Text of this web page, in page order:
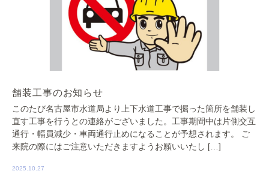
舗装工事のお知らせ
このたび名古屋市水道局より上下水道工事で掘った箇所を舗装し
直す工事を行うとの連絡がございました。工事期間中は片側交互
通行・幅員減少・車両通行止めになることが予想されます。 ご
来院の際にはご注意いただきますようお願いいたし […]
2025.10.27